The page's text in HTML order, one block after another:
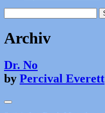
nach:
Archiv
Dr. No
by Percival Everett